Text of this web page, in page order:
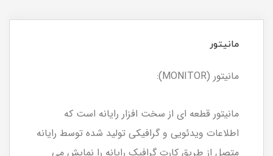
مانیتور
مانیتور (MONITOR):
مانیتور قطعه ای از سخت افزار رایانه است که
اطلاعات ویدئویی و گرافیکی تولید شده توسط رایانه
متصل از طریق کارت گرافیک رایانه را نمایش می